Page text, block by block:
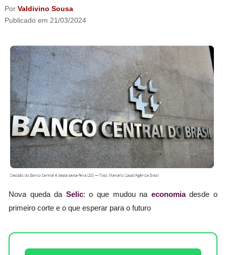
Por Valdivino Sousa
Publicado em 21/03/2024
Nova queda da Selic: o que mudou na economiadesde o
primeiro corte e o que esperar para o futuro